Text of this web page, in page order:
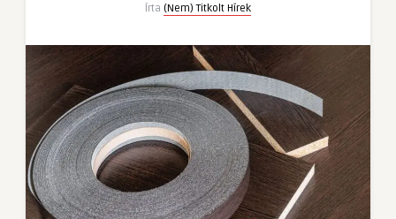
Írta (Nem) Titkolt Hírek